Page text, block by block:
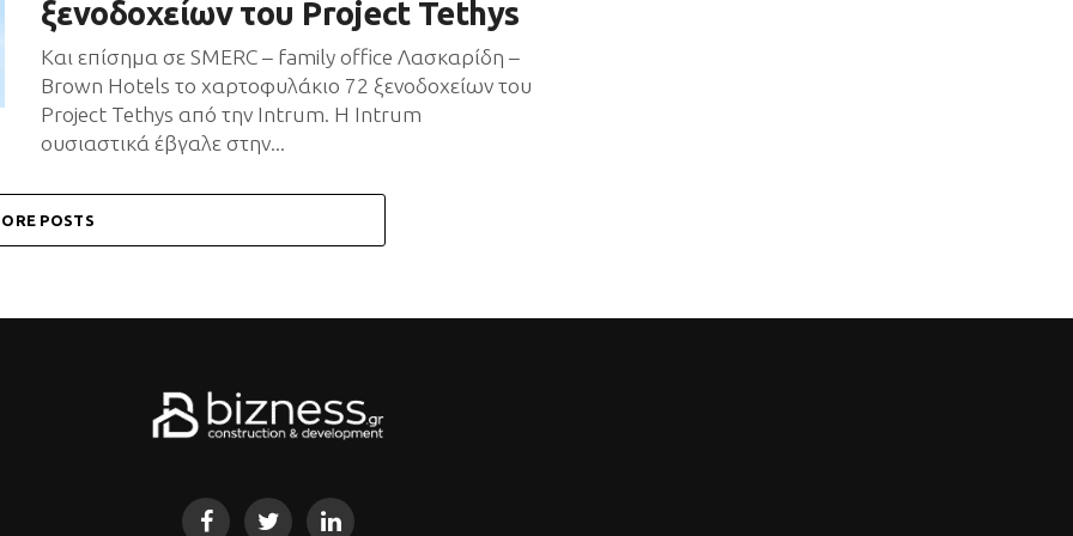
ξενοδοχείων του Project Tethys
Και επίσημα σε SMERC – family office Λασκαρίδη –
Brown Hotels το χαρτοφυλάκιο 72 ξενοδοχείων του
Project Tethys από την Intrum. Η Intrum
ουσιαστικά έβγαλε στην...
POSTS